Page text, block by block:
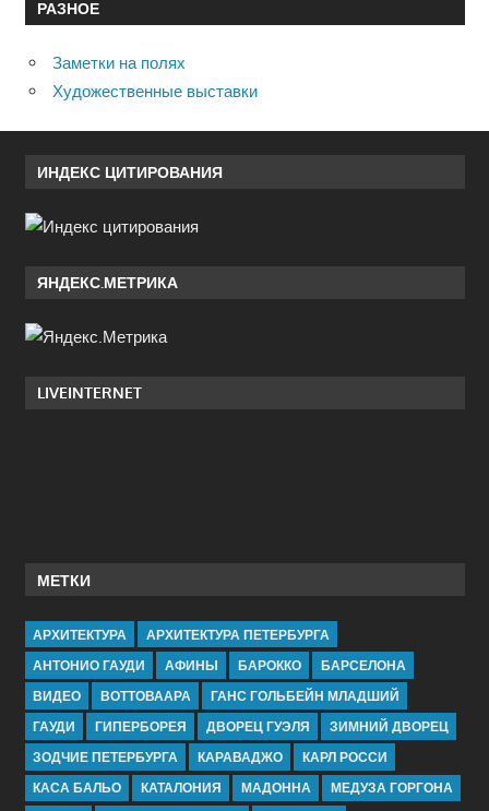
РАЗНОЕ
Заметки на полях
Художественные выставки
ИНДЕКС ЦИТИРОВАНИЯ
ЯНДЕКС.МЕТРИКА
LIVEINTERNET
МЕТКИ
АРХИТЕКТУРА
АРХИТЕКТУРА ПЕТЕРБУРГА
АНТОНИО ГАУДИ
АФИНЫ БАРОККО
БАРСЕЛОНА
ВИДЕО
ВОТТОВААРА
ГАНС ГОЛЬБЕЙН МЛАДШИЙ
ГАУДИ
ГИПЕРБОРЕЯ ДВОРЕЦ ГУЭЛЯ
ЗИМНИЙ ДВОРЕЦ
ЗОДЧИЕ ПЕТЕРБУРГА
КАРАВАДЖО
КАРЛ РОССИ
КАСА БАЛЬО
КАТАЛОНИЯ МАДОННА
МЕДУЗА ГОРГОНА